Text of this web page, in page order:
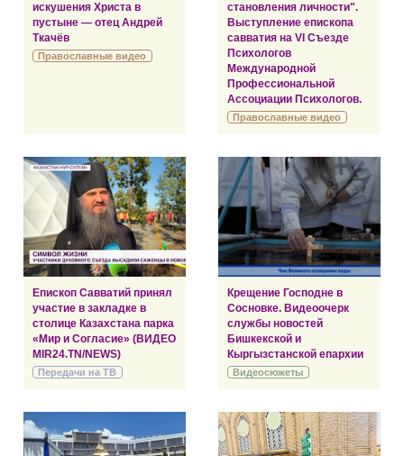
искушения Христа в
пустыне — отец Андрей
Ткачёв
Православные видео
становления личности".
Выступление епископа
савватия на VI Съезде
Психологов
Международной
Профессиональной
Ассоциации Психологов.
Православные видео
Епископ Савватий принял
участие в закладке в
столице Казахстана парка
«Мир и Согласие» (ВИДЕО
MIR24.TN/NEWS)
Передачи на ТВ
Крещение Господне в
Сосновке. Видеоочерк
службы новостей
Бишкекской и
Кыргызстанской епархии
Видеосюжеты